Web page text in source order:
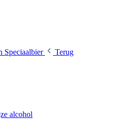
Speciaalbier
Terug
alcohol